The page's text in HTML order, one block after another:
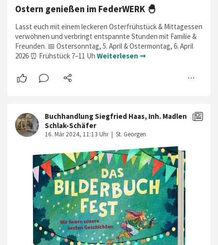
Ostern genießen im FederWERK 🐣
Lasst euch mit einem leckeren Osterfrühstück & Mittagessen
verwöhnen und verbringt entspannte Stunden mit Familie &
Freunden. 📅 Ostersonntag, 5. April & Ostermontag, 6. April
2026 ⏰ Frühstück 7–11 Uh Weiterlesen ➞